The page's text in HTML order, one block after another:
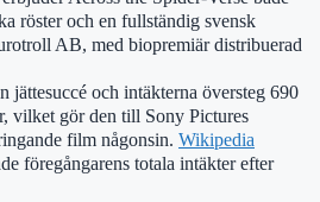
röster och en fullständig svensk
AB, med biopremiär distribuerad
och intäkterna översteg 690
vilket gör den till Sony Pictures
film någonsin. Wikipedia
föregångarens totala intäkter efter